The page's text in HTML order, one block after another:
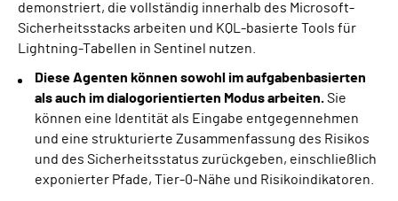
demonstriert, die vollständig innerhalb des Microsoft-
Sicherheitsstacks arbeiten und KQL-basierte Tools für
Lightning-Tabellen in Sentinel nutzen.
Diese Agenten können sowohl im aufgabenbasierten
als auch im dialogorientierten Modus arbeiten.Sie
können eine Identität als Eingabe entgegennehmen
und eine strukturierte Zusammenfassung des Risikos
und des Sicherheitsstatus zurückgeben, einschließlich
exponierter Pfade, Tier-0-Nähe und Risikoindikatoren.